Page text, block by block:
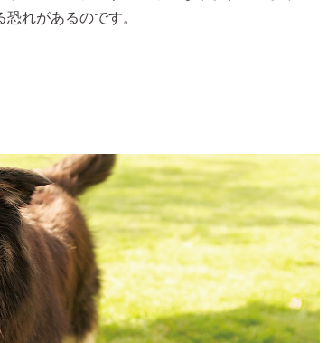
れがあるのです。